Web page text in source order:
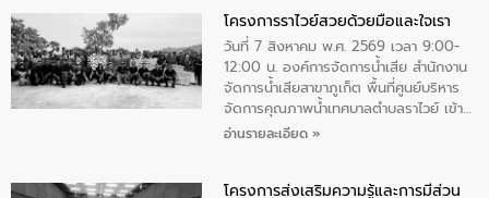
ทองคำและประกาศเกียรติคุณให้แก่ กำนัน
ผู้ใหญ่บ้านยอดเยี่ยม พร้อมกล่าวชื่นชม ให้
โอวาท และมอบนโยบาย
โครงการราไวย์สวยด้วยมือและใจเรา
วันที่ 7 สิงหาคม พ.ศ. 2569 เวลา 9:00-
12:00 น. องค์การจัดการน้ำเสีย สำนักงาน
จัดการน้ำเสียสาขาภูเก็ต พื้นที่ศูนย์บริหาร
จัดการคุณภาพน้ำเทศบาลตำบลราไวย์ เข้า
ร่วมโครงการราไวย์สวยด้วยมือและใจเรา
ประชาชน ตัวแทนจากโรงแรมต่างๆ ในเขต
อ่านรายละเอียด »
โครงการส่งเสริมความรู้และการมีส่วน